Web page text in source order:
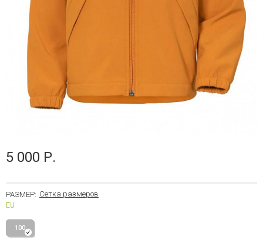
5 000 Р.
РАЗМЕР: Сетка размеров
EU
100